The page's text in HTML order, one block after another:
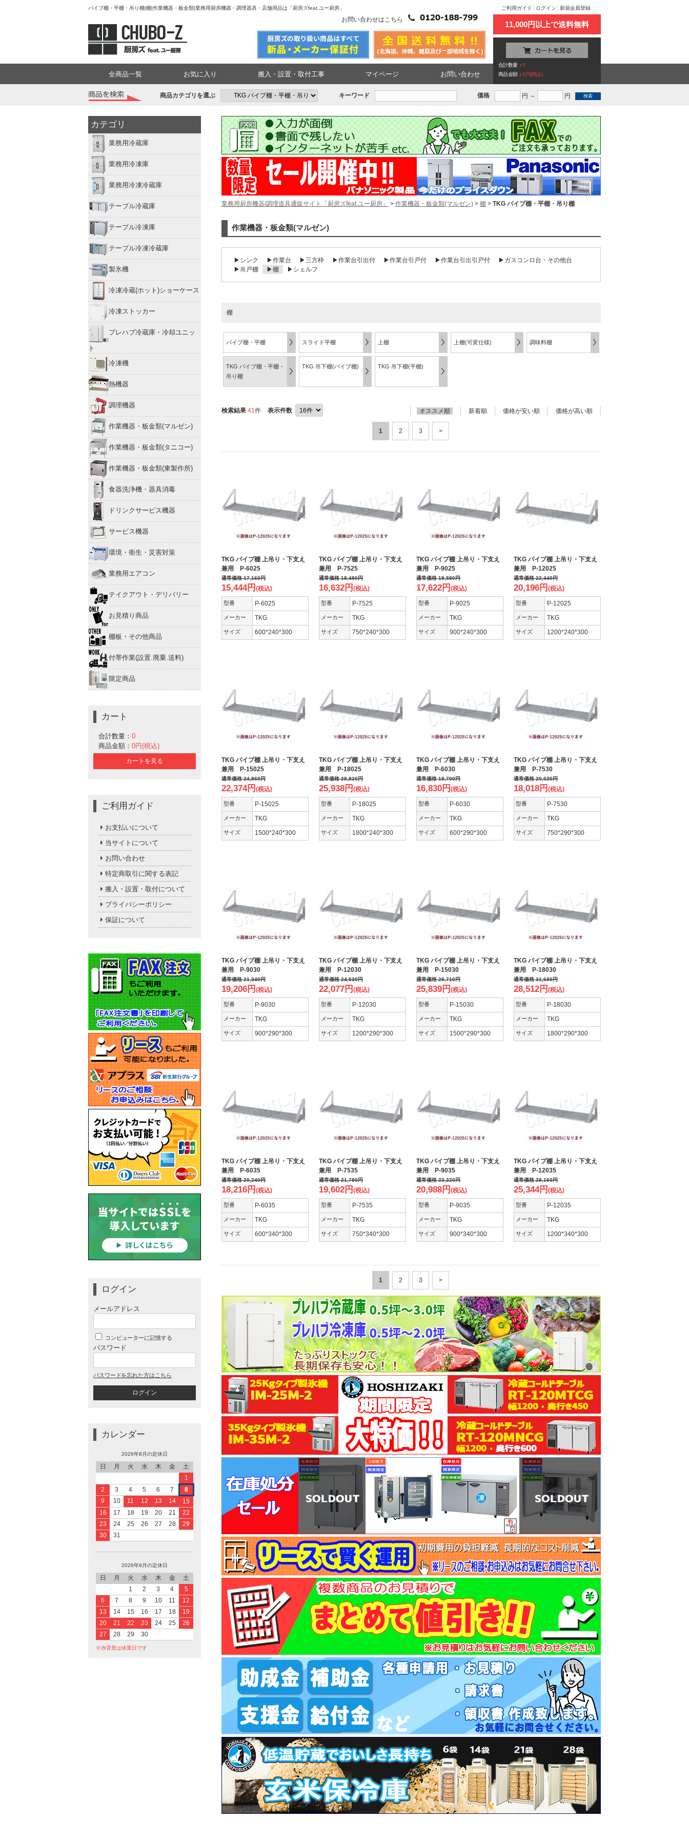
パイプ棚・平棚・吊り棚|棚|作業機器・板金類|業務用厨房機器・調理器具・店舗用品は「厨房ズfeat.ユー厨房」
お問い合わせはこちら
ご利用ガイド ログイン 新規会員登録
11,000円以上で送料無料
合計数量：0
商品金額：0円(税込)
全商品一覧 お気に入り 搬入・設置・取付工事 マイページ お問い合わせ
商品カテゴリを選ぶ キーワード 価格 円 ～ 円
カテゴリ
業務用冷蔵庫
業務用冷凍庫
業務用冷凍冷蔵庫
テーブル冷蔵庫
テーブル冷凍庫
テーブル冷凍冷蔵庫
製氷機
冷凍冷蔵(ホット)ショーケース
冷凍ストッカー
プレハブ冷蔵庫・冷却ユニッ
ト
冷凍機
熱機器
調理機器
作業機器・板金類(マルゼン)
作業機器・板金類(タニコー)
作業機器・板金類(東製作所)
食器洗浄機・器具消毒
ドリンクサービス機器
サービス機器
環境・衛生・災害対策
業務用エアコン
テイクアウト・デリバリー
お見積り商品
棚板・その他商品
付帯作業(設置.廃棄.送料)
限定商品
カート
合計数量： 0
商品金額： 0円(税込)
カートを見る
ご利用ガイド
お支払いについて
当サイトについて
お問い合わせ
特定商取引に関する表記
搬入・設置・取付について
プライバシーポリシー
保証について
ログイン
メールアドレス
コンピューターに記憶する
パスワード
パスワードを忘れた方はこちら
カレンダー
2026年8月の定休日
日 月 火 水 木 金
土
1
2
3 4 5 6 7
8
9
10 11 12 13 14
15
16
17 18 19 20 21
22
23
24 25 26 27 28
29
30
31
2026年9月の定休日
日 月 火 水 木 金
土
1
2 3 4
5
6
7 8 9 10 11
12
13
14 15 16 17 18
19
20
21 22 23 24 25
26
27
28 29 30
※赤背景は休業日です
業務用厨房機器/調理道具通販サイト「厨房ズfeat.ユー厨房」 > 作業機器・板金類(マルゼン) > 棚 > TKG パイプ棚・平棚・吊り棚
作業機器・板金類(マルゼン)
▶シンク ▶作業台 ▶三方枠 ▶作業台引出付 ▶作業台引戸付 ▶作業台引出引戸付
▶ガスコンロ台・その他台
▶吊戸棚
▶棚 ▶シェルフ
棚
パイプ棚・平棚 スライド平棚 上棚 上棚(可変仕様) 調味料棚
TKG パイプ棚・平棚・
吊り棚
TKG 吊下棚(パイプ棚) TKG 吊下棚(平棚)
検索結果 41件 表示件数 オススメ順 新着順 価格が安い順 価格が高い順
1 2 3 >
TKG パイプ棚 上吊り・下支え
兼用 P-6025
通常価格17,160円
15,444円 (税込)
型番 P-6025
メーカー TKG
サイズ 600*240*300
TKG パイプ棚 上吊り・下支え
兼用 P-7525
通常価格18,480円
16,632円 (税込)
型番 P-7525
メーカー TKG
サイズ 750*240*300
TKG パイプ棚 上吊り・下支え
兼用 P-9025
通常価格19,580円
17,622円 (税込)
型番 P-9025
メーカー TKG
サイズ 900*240*300
TKG パイプ棚 上吊り・下支え
兼用 P-12025
通常価格22,440円
20,196円 (税込)
型番 P-12025
メーカー TKG
サイズ 1200*240*300
TKG パイプ棚 上吊り・下支え
兼用 P-15025
通常価格24,860円
22,374円 (税込)
型番 P-15025
メーカー TKG
サイズ 1500*240*300
TKG パイプ棚 上吊り・下支え
兼用 P-18025
通常価格28,820円
25,938円 (税込)
型番 P-18025
メーカー TKG
サイズ 1800*240*300
TKG パイプ棚 上吊り・下支え
兼用 P-6030
通常価格18,700円
16,830円 (税込)
型番 P-6030
メーカー TKG
サイズ 600*290*300
TKG パイプ棚 上吊り・下支え
兼用 P-7530
通常価格20,020円
18,018円 (税込)
型番 P-7530
メーカー TKG
サイズ 750*290*300
TKG パイプ棚 上吊り・下支え
兼用 P-9030
通常価格21,340円
19,206円 (税込)
型番 P-9030
メーカー TKG
サイズ 900*290*300
TKG パイプ棚 上吊り・下支え
兼用 P-12030
通常価格24,530円
22,077円 (税込)
型番 P-12030
メーカー TKG
サイズ 1200*290*300
TKG パイプ棚 上吊り・下支え
兼用 P-15030
通常価格28,710円
25,839円 (税込)
型番 P-15030
メーカー TKG
サイズ 1500*290*300
TKG パイプ棚 上吊り・下支え
兼用 P-18030
通常価格31,680円
28,512円 (税込)
型番 P-18030
メーカー TKG
サイズ 1800*290*300
TKG パイプ棚 上吊り・下支え
兼用 P-6035
通常価格20,240円
18,216円 (税込)
型番 P-6035
メーカー TKG
サイズ 600*340*300
TKG パイプ棚 上吊り・下支え
兼用 P-7535
通常価格21,780円
19,602円 (税込)
型番 P-7535
メーカー TKG
サイズ 750*340*300
TKG パイプ棚 上吊り・下支え
兼用 P-9035
通常価格23,320円
20,988円 (税込)
型番 P-9035
メーカー TKG
サイズ 900*340*300
TKG パイプ棚 上吊り・下支え
兼用 P-12035
通常価格28,160円
25,344円 (税込)
型番 P-12035
メーカー TKG
サイズ 1200*340*300
1 2 3 >